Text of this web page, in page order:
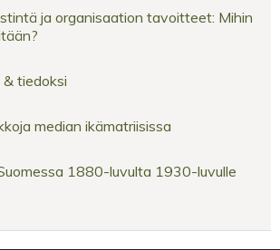
ja organisaation tavoitteet: Mihin
tiedoksi
median ikämatriisissa
1880-luvulta 1930-luvulle